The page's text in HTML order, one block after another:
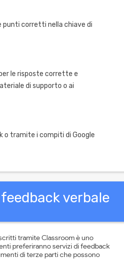
punti corretti nella chiave di
le risposte corrette e
di supporto o ai
o tramite i compiti di Google
verbale
tramite Classroom è uno
preferiranno servizi di feedback
di terze parti che possono